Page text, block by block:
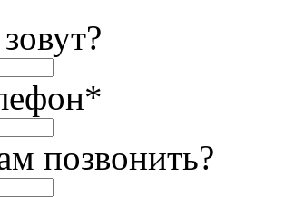
*
позвонить?